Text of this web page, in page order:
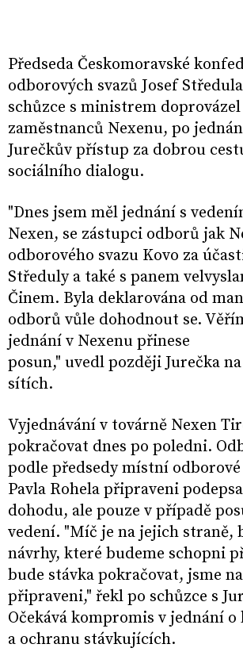
Předseda Českomoravské
odborových svazů Josef
schůzce s ministrem
zaměstnanců Nexenu, po
Jurečkův přístup za dobrou
sociálního dialogu.
"Dnes jsem měl jednání s
Nexen, se zástupci odborů jak
odborového svazu Kovo za
Středuly a také s panem
Činem. Byla deklarována od
odborů vůle dohodnout se.
jednání v Nexenu přinese
posun," uvedl později Jurečka
sítích.
Vyjednávání v továrně Nexen
pokračovat dnes po poledni.
podle předsedy místní
Pavla Rohela připraveni
dohodu, ale pouze v případě
vedení. "Míč je na jejich straně,
návrhy, které budeme schopni
bude stávka pokračovat, jsme
připraveni," řekl po schůzce s
Očekává kompromis v jednání
a ochranu stávkujících.